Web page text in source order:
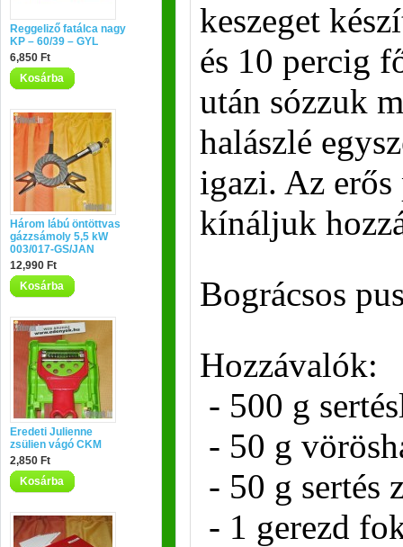
Reggeliző fatálca nagy
KP – 60/39 – GYL
6,850 Ft
Kosárba
Három lábú öntöttvas
gázzsámoly 5,5 kW
003/017-GS/JAN
12,990 Ft
Kosárba
Eredeti Julienne
zsülien vágó CKM
2,850 Ft
Kosárba
keszeget
és 10 percig
után sózzuk
halászlé
igazi. Az
kínáljuk
Bográcsos
Hozzávalók:
- 500 g
- 50 g
- 50 g sertés
- 1 gerezd